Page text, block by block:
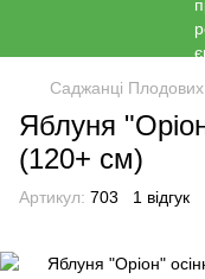
Саджанці
Яблуня
(120+ см)
Артикул: 703 1 відгук